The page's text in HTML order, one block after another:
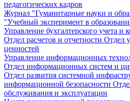
педагогических кадров
Журнал "Гуманитарные науки и
"Учебный эксперимент в
Управление бухгалтерского учета и
Отдел расчетов и отчетности Отдел
ценностей
Управление информационных
Отдел информационных систем и
Отдел развития системной
информационной безопасности
обслуживания и эксплуатации